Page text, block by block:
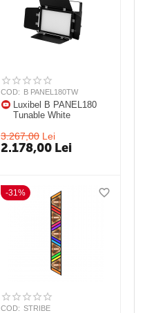
COD: B PANEL180TW
Luxibel B PANEL180
Tunable White
3.267,00 Lei
2.178,00 Lei
-31%
COD: STRIBE